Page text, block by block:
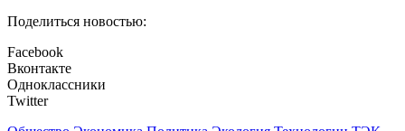
Поделиться новостью:
Facebook
Вконтакте
Одноклассники
Twitter